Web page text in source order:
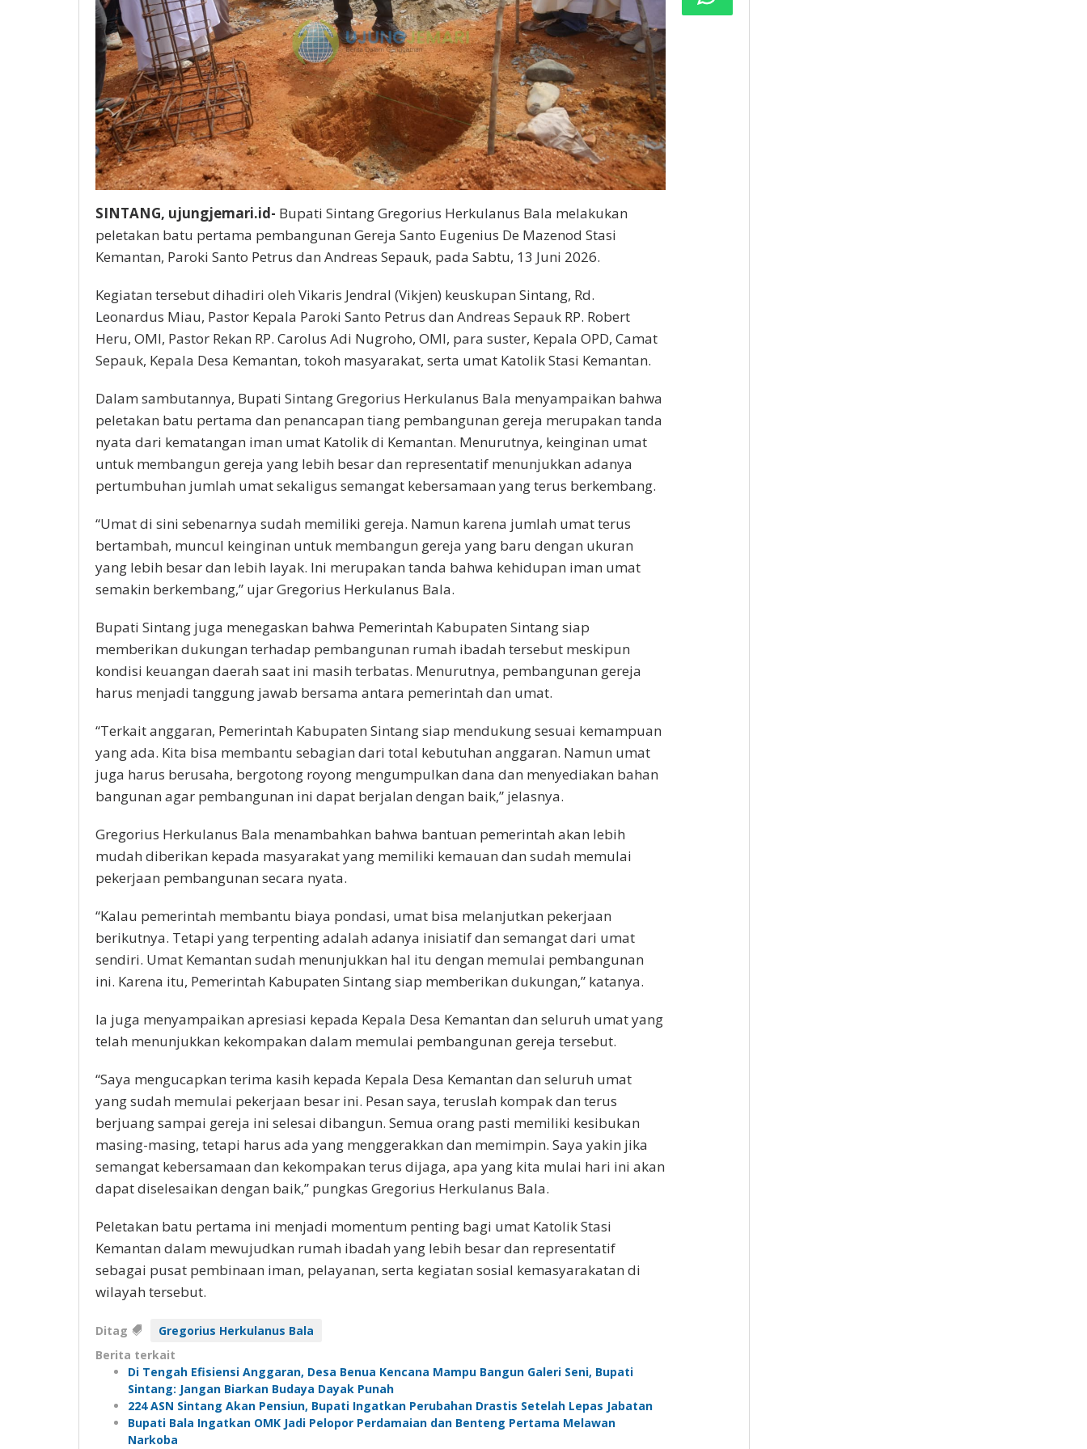
SINTANG, ujungjemari.id- Bupati Sintang Gregorius Herkulanus Bala melakukan
peletakan batu pertama pembangunan Gereja Santo Eugenius De Mazenod Stasi
Kemantan, Paroki Santo Petrus dan Andreas Sepauk, pada Sabtu, 13 Juni 2026.
Kegiatan tersebut dihadiri oleh Vikaris Jendral (Vikjen) keuskupan Sintang, Rd.
Leonardus Miau, Pastor Kepala Paroki Santo Petrus dan Andreas Sepauk RP. Robert
Heru, OMI, Pastor Rekan RP. Carolus Adi Nugroho, OMI, para suster, Kepala OPD, Camat
Sepauk, Kepala Desa Kemantan, tokoh masyarakat, serta umat Katolik Stasi Kemantan.
Dalam sambutannya, Bupati Sintang Gregorius Herkulanus Bala menyampaikan bahwa
peletakan batu pertama dan penancapan tiang pembangunan gereja merupakan tanda
nyata dari kematangan iman umat Katolik di Kemantan. Menurutnya, keinginan umat
untuk membangun gereja yang lebih besar dan representatif menunjukkan adanya
pertumbuhan jumlah umat sekaligus semangat kebersamaan yang terus berkembang.
“Umat di sini sebenarnya sudah memiliki gereja. Namun karena jumlah umat terus
bertambah, muncul keinginan untuk membangun gereja yang baru dengan ukuran
yang lebih besar dan lebih layak. Ini merupakan tanda bahwa kehidupan iman umat
semakin berkembang,” ujar Gregorius Herkulanus Bala.
Bupati Sintang juga menegaskan bahwa Pemerintah Kabupaten Sintang siap
memberikan dukungan terhadap pembangunan rumah ibadah tersebut meskipun
kondisi keuangan daerah saat ini masih terbatas. Menurutnya, pembangunan gereja
harus menjadi tanggung jawab bersama antara pemerintah dan umat.
“Terkait anggaran, Pemerintah Kabupaten Sintang siap mendukung sesuai kemampuan
yang ada. Kita bisa membantu sebagian dari total kebutuhan anggaran. Namun umat
juga harus berusaha, bergotong royong mengumpulkan dana dan menyediakan bahan
bangunan agar pembangunan ini dapat berjalan dengan baik,” jelasnya.
Gregorius Herkulanus Bala menambahkan bahwa bantuan pemerintah akan lebih
mudah diberikan kepada masyarakat yang memiliki kemauan dan sudah memulai
pekerjaan pembangunan secara nyata.
“Kalau pemerintah membantu biaya pondasi, umat bisa melanjutkan pekerjaan
berikutnya. Tetapi yang terpenting adalah adanya inisiatif dan semangat dari umat
sendiri. Umat Kemantan sudah menunjukkan hal itu dengan memulai pembangunan
ini. Karena itu, Pemerintah Kabupaten Sintang siap memberikan dukungan,” katanya.
Ia juga menyampaikan apresiasi kepada Kepala Desa Kemantan dan seluruh umat yang
telah menunjukkan kekompakan dalam memulai pembangunan gereja tersebut.
“Saya mengucapkan terima kasih kepada Kepala Desa Kemantan dan seluruh umat
yang sudah memulai pekerjaan besar ini. Pesan saya, teruslah kompak dan terus
berjuang sampai gereja ini selesai dibangun. Semua orang pasti memiliki kesibukan
masing-masing, tetapi harus ada yang menggerakkan dan memimpin. Saya yakin jika
semangat kebersamaan dan kekompakan terus dijaga, apa yang kita mulai hari ini akan
dapat diselesaikan dengan baik,” pungkas Gregorius Herkulanus Bala.
Peletakan batu pertama ini menjadi momentum penting bagi umat Katolik Stasi
Kemantan dalam mewujudkan rumah ibadah yang lebih besar dan representatif
sebagai pusat pembinaan iman, pelayanan, serta kegiatan sosial kemasyarakatan di
wilayah tersebut.
Ditag
Gregorius Herkulanus Bala
Berita terkait
Di Tengah Efisiensi Anggaran, Desa Benua Kencana Mampu Bangun Galeri Seni, Bupati
Sintang: Jangan Biarkan Budaya Dayak Punah
224 ASN Sintang Akan Pensiun, Bupati Ingatkan Perubahan Drastis Setelah Lepas Jabatan
Bupati Bala Ingatkan OMK Jadi Pelopor Perdamaian dan Benteng Pertama Melawan
Narkoba